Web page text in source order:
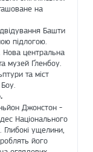
на
Башти
підлогою.
Нова центральна
музей Ґленбоу.
та міст
Джонстон -
Національного
ущелини,
його